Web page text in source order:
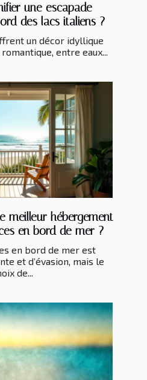
une escapade
des lacs italiens ?
un décor idyllique
entre eaux...
meilleur hébergement
en bord de mer ?
en bord de mer est
et d’évasion, mais le
de...